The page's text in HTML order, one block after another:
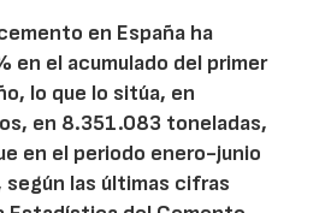
en España ha
en el acumulado del primer
lo que lo sitúa, en
en 8.351.083 toneladas,
en el periodo enero-junio
según las últimas cifras